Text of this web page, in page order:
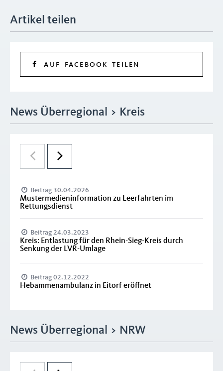
Artikel teilen
AUF FACEBOOK TEILEN
News Überregional > Kreis
Beitrag 30.04.2026
Mustermedieninformation zu Leerfahrten im
Rettungsdienst
Beitrag 24.03.2023
Kreis: Entlastung für den Rhein-Sieg-Kreis durch
Senkung der LVR-Umlage
Beitrag 02.12.2022
Hebammenambulanz in Eitorf eröffnet
News Überregional > NRW